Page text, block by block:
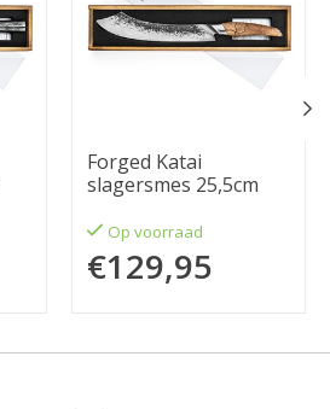
Forged Katai
slagersmes 25,5cm
Op voorraad
€129,95